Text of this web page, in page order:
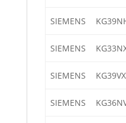
SIEMENS
SIEMENS
SIEMENS
SIEMENS